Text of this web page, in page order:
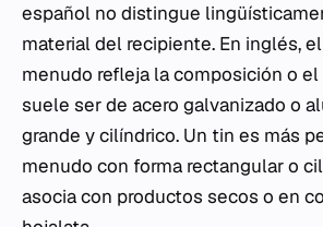
español no distingue
material del recipiente. En inglés,
menudo refleja la composición o el
suele ser de acero galvanizado o
grande y cilíndrico. Un tin es más
menudo con forma rectangular o
asocia con productos secos o en